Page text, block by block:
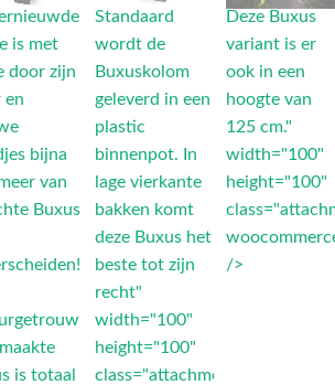
is met
door zijn
en
bijna
van
Buxus
is totaal
Standaard
wordt de
Buxuskolom
geleverd in een
plastic
binnenpot. In
lage vierkante
bakken komt
deze Buxus het
beste tot zijn
recht"
width="100"
height="100"
class="attachment-
Deze Buxus
variant is er
ook in een
hoogte van
125 cm."
width="100"
height="100"
/>